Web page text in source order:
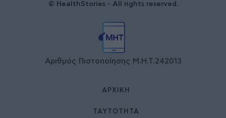
© HealthStories - All rights reserved.
Αριθμός Πιστοποίησης Μ.Η.Τ.242013
ΑΡΧΙΚΉ
ΤΑΥΤΌΤΗΤΑ